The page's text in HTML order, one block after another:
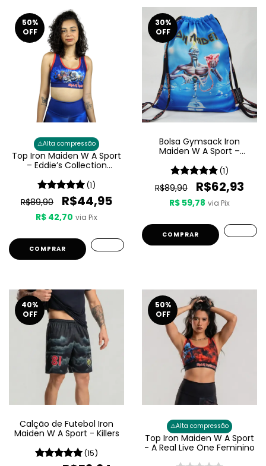
50%
OFF
⚠️Alta compressão
Top Iron Maiden W A Sport
– Eddie’s Collection
(1)
R$89,90 R$44,95
R$ 42,70 via Pix
COMPRAR
30%
OFF
Bolsa Gymsack Iron
Maiden W A Sport –
Son
(1)
R$89,90 R$62,93
R$ 59,78 via Pix
40%
OFF
Calção de Futebol Iron
Maiden W A Sport - Killers
(15)
50%
OFF
⚠️Alta compressão
Top Iron Maiden W A Sport
- A Real Live One Feminino